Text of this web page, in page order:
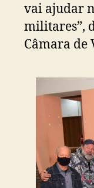
vai ajudar
militares”,
Câmara de